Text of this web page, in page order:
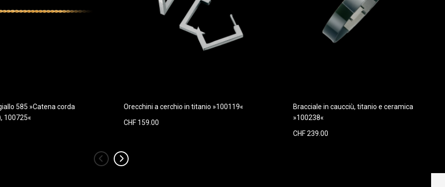
585 »Catena corda
100725«
Orecchini a cerchio in titanio »100119«
CHF 159.00
Bracciale in caucciù, titanio e ceramica
»100238«
CHF 239.00
‹ ›